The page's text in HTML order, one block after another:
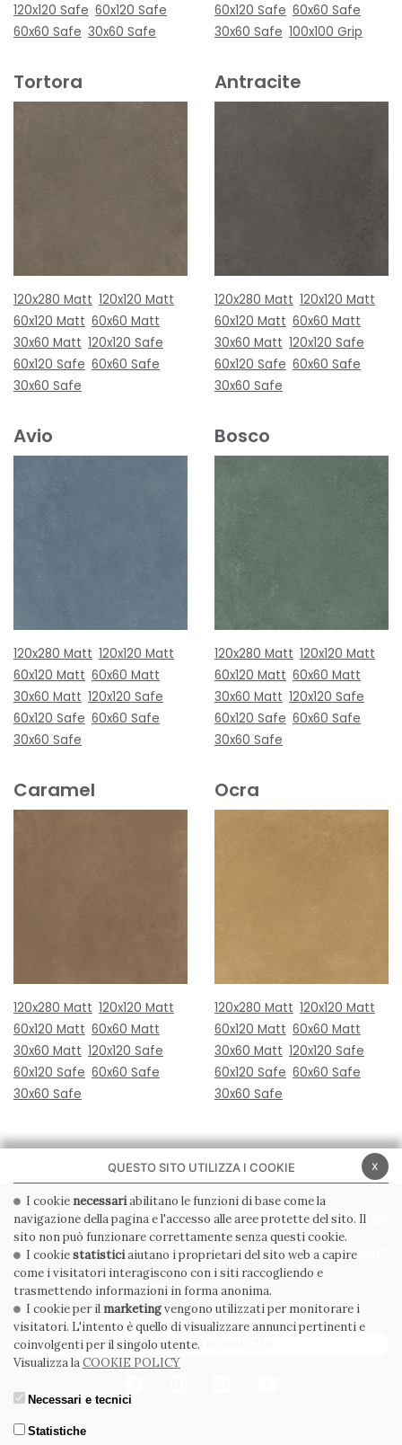
120x120 Safe 60x120 Safe
60x60 Safe 30x60 Safe
60x120 Safe 60x60 Safe
30x60 Safe 100x100 Grip
Tortora
120x280 Matt 120x120 Matt
60x120 Matt 60x60 Matt
30x60 Matt 120x120 Safe
60x120 Safe 60x60 Safe
30x60 Safe
Antracite
120x280 Matt 120x120 Matt
60x120 Matt 60x60 Matt
30x60 Matt 120x120 Safe
60x120 Safe 60x60 Safe
30x60 Safe
Avio
120x280 Matt 120x120 Matt
60x120 Matt 60x60 Matt
30x60 Matt 120x120 Safe
60x120 Safe 60x60 Safe
30x60 Safe
Bosco
120x280 Matt 120x120 Matt
60x120 Matt 60x60 Matt
30x60 Matt 120x120 Safe
60x120 Safe 60x60 Safe
30x60 Safe
Caramel
120x280 Matt 120x120 Matt
60x120 Matt 60x60 Matt
30x60 Matt 120x120 Safe
60x120 Safe 60x60 Safe
30x60 Safe
Ocra
120x280 Matt 120x120 Matt
60x120 Matt 60x60 Matt
30x60 Matt 120x120 Safe
60x120 Safe 60x60 Safe
30x60 Safe
PRIVACY POLICY COOKIE POLICY
CONDIZIONI GENERALI WHISTLEBLOWING
CODICE ETICO
ISCRIVITI ALLA NEWSLETTER
x
QUESTO SITO UTILIZZA I COOKIE
I cookie necessariabilitano le funzioni di base come la
navigazione della pagina e l'accesso alle aree protette del sito. Il
sito non può funzionare correttamente senza questi cookie.
I cookiestatisticiaiutano i proprietari del sito web a capire
come i visitatori interagiscono con i siti raccogliendo e
trasmettendo informazioni in forma anonima.
I cookie per il marketingvengono utilizzati per monitorare i
visitatori. L'intento è quello di visualizzare annunci pertinenti e
coinvolgenti per il singolo utente.
Visualizza laCOOKIE POLICY
Necessari e tecnici
Statistiche